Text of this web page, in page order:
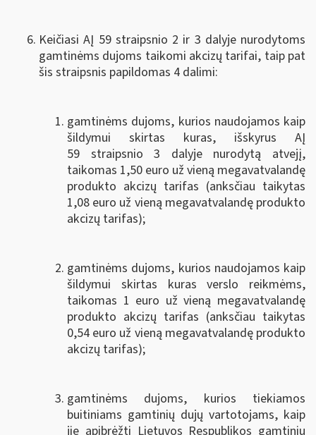
Keičiasi AĮ 59 straipsnio 2 ir 3 dalyje nurodytoms
gamtinėms dujoms taikomi akcizų tarifai, taip pat
šis straipsnis papildomas 4 dalimi:
gamtinėms dujoms, kurios naudojamos kaip
šildymui skirtas kuras, išskyrus AĮ
59 straipsnio 3 dalyje nurodytą atvejį,
taikomas 1,50 euro už vieną megavatvalandę
produkto akcizų tarifas (anksčiau taikytas
1,08 euro už vieną megavatvalandę produkto
akcizų tarifas);
gamtinėms dujoms, kurios naudojamos kaip
šildymui skirtas kuras verslo reikmėms,
taikomas 1 euro už vieną megavatvalandę
produkto akcizų tarifas (anksčiau taikytas
0,54 euro už vieną megavatvalandę produkto
akcizų tarifas);
gamtinėms dujoms, kurios tiekiamos
buitiniams gamtinių dujų vartotojams, kaip
jie apibrėžti Lietuvos Respublikos gamtinių